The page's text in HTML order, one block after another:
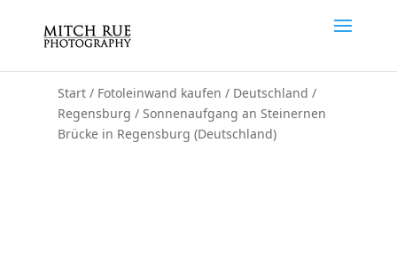
Start/ Fotoleinwand kaufen / Deutschland /
Regensburg / Sonnenaufgang an Steinernen
Brücke in Regensburg (Deutschland)